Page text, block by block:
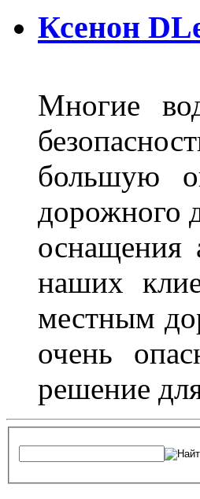
Ксенон
Многие
большую
дорожного
оснащения
наших
местным
очень
решение